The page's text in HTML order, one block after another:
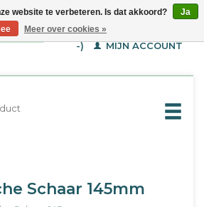
WINKELWAGEN (€--,-
-)
MIJN ACCOUNT
Schaar 145mm
website te verbeteren. Is dat akkoord?
Ja
Meer over cookies »